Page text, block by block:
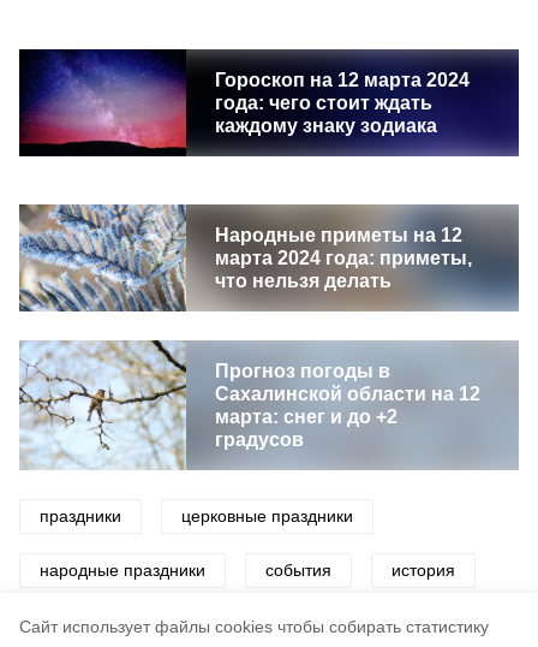
Cайт использует файлы cookies чтобы собирать статистику
Гороскоп на 12 марта 2024
года: чего стоит ждать
каждому знаку зодиака
Народные приметы на 12
марта 2024 года: приметы,
что нельзя делать
Прогноз погоды в
Сахалинской области на 12
марта: снег и до +2
градусов
праздники церковные праздники
народные праздники события история
дата